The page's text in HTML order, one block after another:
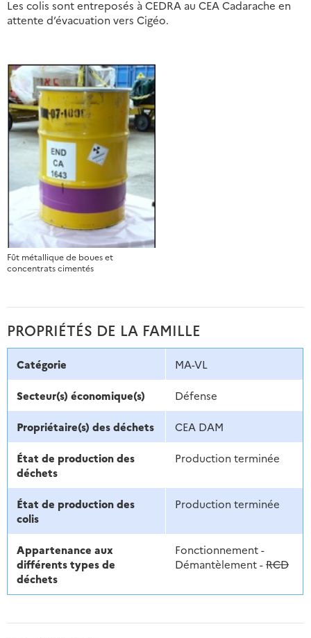
Les colis sont entreposés à CEDRA au CEA Cadarache en
attente d’évacuation vers Cigéo.
Fût métallique de boues et
concentrats cimentés
PROPRIÉTÉS DE LA FAMILLE
Catégorie MA-VL
Secteur(s) économique(s) Défense
Propriétaire(s) des déchets CEA DAM
État de production des
déchets
Production terminée
État de production des
colis
Production terminée
Appartenance aux
différents types de
déchets
Fonctionnement -
Démantèlement -RCD